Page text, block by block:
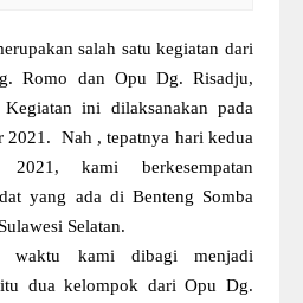
salah satu kegiatan dari
Romo dan Opu Dg. Risadju,
ini dilaksanakan pada
2021. Nah , tepatnya hari kedua
kami berkesempatan
yang ada di Benteng Somba
Selatan.
waktu kami dibagi menjadi
dua kelompok dari Opu Dg.